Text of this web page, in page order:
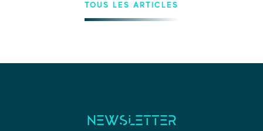
TOUS LES ARTICLES
NEWSLETTER